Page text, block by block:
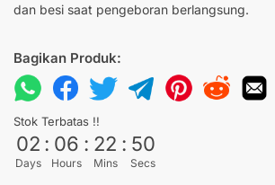
dan besi saat pengeboran berlangsung.
Bagikan Produk:
Stok Terbatas !!
02
Days
: 06
Hours
: 22
Mins
: 50
Secs